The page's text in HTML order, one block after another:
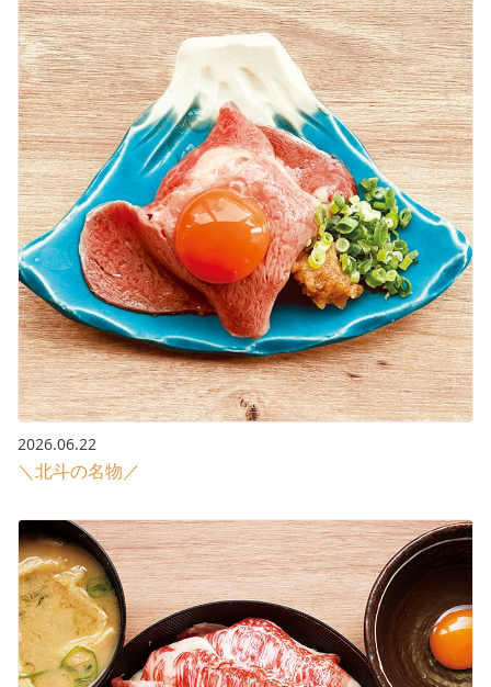
2026.06.22
＼北斗の名物／